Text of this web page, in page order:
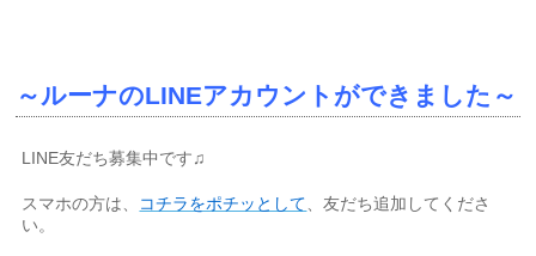
～ルーナのLINEアカウントができました～
LINE友だち募集中です♫
スマホの方は、 コチラをポチッとして 、友だち追加してくださ
い。